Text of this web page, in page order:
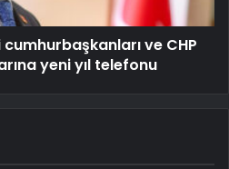
ve CHP
yeni yıl telefonu